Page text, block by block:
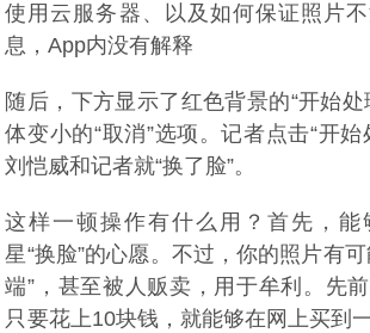
使用云服务器、以及如何保证照片
息，App内没有解释
随后，下方显示了红色背景的“开始处
体变小的“取消”选项。记者点击“开始
刘恺威和记者就“换了脸”。
这样一顿操作有什么用？首先，能
星“换脸”的心愿。不过，你的照片有
端”，甚至被人贩卖，用于牟利。先
只要花上10块钱，就能够在网上买到